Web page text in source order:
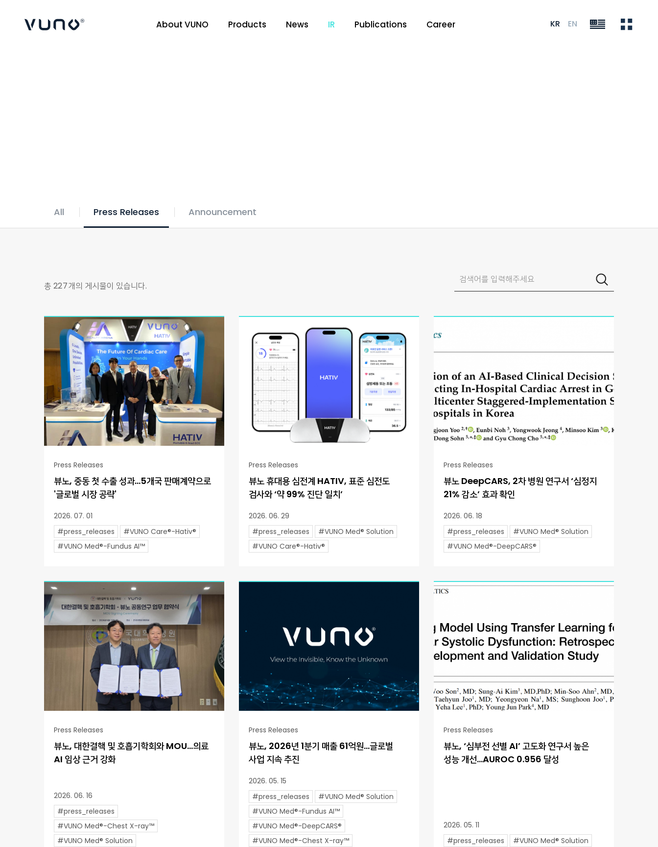
(주) 뷰노 About VUNO Products News IR Publications Career KR EN
All Press Releases Announcement
총 227개의 게시물이 있습니다.
Press Releases
뷰노, 중동 첫 수출 성과…5개국 판매계약으로
'글로벌 시장 공략'
2026. 07. 01
#press_releases
#VUNO Care®-Hativ®
#VUNO Med®-Fundus AI™
Press Releases
뷰노 휴대용 심전계 HATIV, 표준 심전도
검사와 ‘약 99% 진단 일치’
2026. 06. 29
#press_releases
#VUNO Med® Solution
#VUNO Care®-Hativ®
Press Releases
뷰노 DeepCARS, 2차 병원 연구서 ‘심정지
21% 감소’ 효과 확인
2026. 06. 18
#press_releases
#VUNO Med® Solution
#VUNO Med®-DeepCARS®
Press Releases
뷰노, 대한결핵 및 호흡기학회와 MOU…의료
AI 임상 근거 강화
2026. 06. 16
#press_releases
#VUNO Med®-Chest X-ray™
#VUNO Med® Solution
Press Releases
뷰노, 2026년 1분기 매출 61억원…글로벌
사업 지속 추진
2026. 05. 15
#press_releases
#VUNO Med® Solution
#VUNO Med®-Fundus AI™
#VUNO Med®-DeepCARS®
#VUNO Med®-Chest X-ray™
Press Releases
뷰노, ‘심부전 선별 AI’ 고도화 연구서 높은
성능 개선…AUROC 0.956 달성
2026. 05. 11
#press_releases
#VUNO Med® Solution